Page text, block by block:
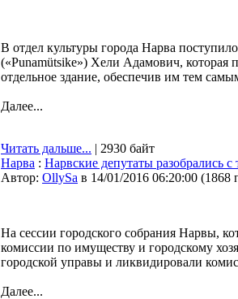
В отдел культуры города Нарва
(«Punamütsike») Хели Адамович, которая
отдельное здание, обеспечив им тем
Далее...
Читать дальше... | 2930 байт
Нарва : Нарвские депутаты разобрались
Автор: OllySa в 14/01/2016 06:20:00 (1868
На сессии городского собрания Нарвы,
комиссии по имуществу и городскому
городской управы и ликвидировали
Далее...